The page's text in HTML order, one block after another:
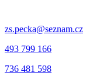
zs.pecka@seznam.cz
493 799 166
736 481 598